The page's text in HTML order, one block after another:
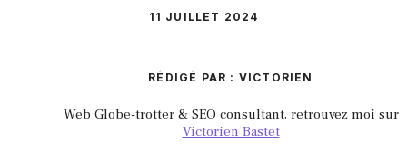
11 JUILLET 2024
RÉDIGÉ PAR : VICTORIEN
Web Globe-trotter & SEO consultant, retrouvez moi sur
Victorien Bastet